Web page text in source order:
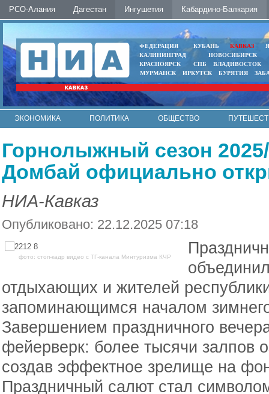
РСО-Алания Дагестан Ингушетия Кабардино-Балкария
ФЕДЕРАЦИЯ КУБАНЬ КАВКАЗ
КАЛИНИНГРАД
НОВОСИБИРСК
КРАСНОЯРСК
СПБ
ВЛАДИВОСТОК
МУРМАНСК
ИРКУТСК БУРЯТИЯ
ЭКОНОМИКА ПОЛИТИКА ОБЩЕСТВО
Горнолыжный сезон
Домбай официально
НИА-Кавказ
Опубликовано: 22.12.2025 07:18
фото: стоп-кадр видео с ТГ-канала Минтуризма КЧР
отдыхающих и жителей
запоминающимся началом
Завершением праздничного
фейерверк: более тысячи залпов
создав эффектное зрелище на
Праздничный салют стал